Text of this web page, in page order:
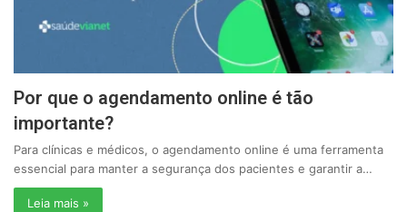
Por que o agendamento online é tão
importante?
Para clínicas e médicos, o agendamento online é uma ferramenta
essencial para manter a segurança dos pacientes e garantir a…
Leia mais »